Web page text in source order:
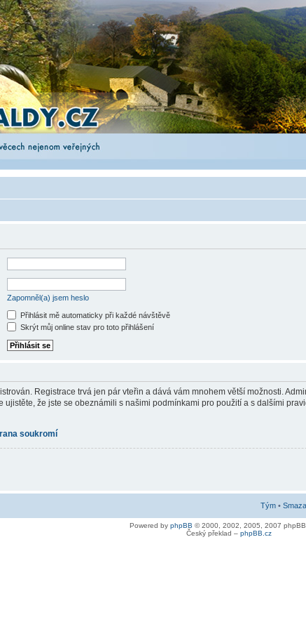
Zapomněl(a) jsem heslo
Přihlásit mě automaticky při každé návštěvě
Skrýt můj online stav pro toto přihlášení
Registrace trvá jen pár vteřin a dává vám mnohem větší možnosti.
ujistěte, že jste se obeznámili s našimi podmínkami pro použití a s dalšími
soukromí
Tým •
Powered by phpBB © 2000, 2002, 2005, 2007
Český překlad – phpBB.cz